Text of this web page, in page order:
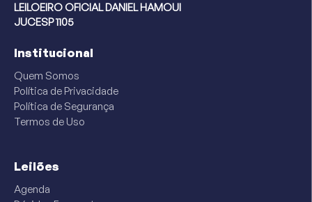
LEILOEIRO OFICIAL DANIEL HAMOUI
JUCESP 1105
Institucional
Quem Somos
Política de Privacidade
Política de Segurança
Termos de Uso
Leilões
Agenda